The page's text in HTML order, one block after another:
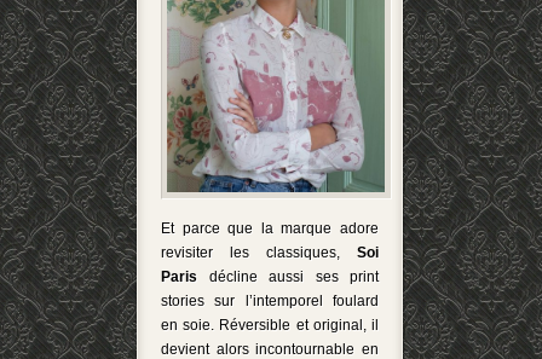
Et parce que la marque adore
revisiter les classiques,
Soi
Paris décline aussi ses print
stories sur l’intemporel foulard
en soie. Réversible et original, il
devient alors incontournable en